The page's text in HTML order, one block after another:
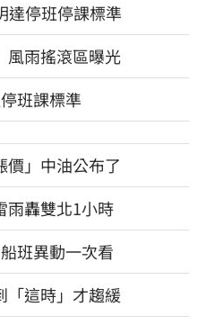
達停班停課標準
雨搖滾區曝光
班課標準
價」中油公布了
雨轟雙北1小時
班異動一次看
「這時」才趨緩